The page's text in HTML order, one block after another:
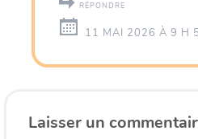
RÉPONDRE
11 MAI 2026 À 9 H
Laisser un